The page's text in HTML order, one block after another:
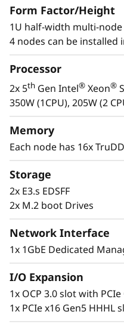
o
d
o
e
A
1U y media anchura
procesadores Intel®
núcleos. Proporciona
ofrecerle el máximo
de datos de las
Optimizado para
compatibilidad con
SD530 V3 es ideal
de datos
densidad de la
aplicaciones cloud.
Form Factor/Height
1U half-width multi-
4 nodes can be installed
Processor
2x 5th Gen Intel® Xeon®
350W (1CPU), 205W (2
Memory
Each node has 16x
Storage
2x E3.s EDSFF
2x M.2 boot Drives
Network Interface
1x 1GbE Dedicated
I/O Expansion
1x OCP 3.0 slot with PCIe
1x PCIe x16 Gen5 HHHL